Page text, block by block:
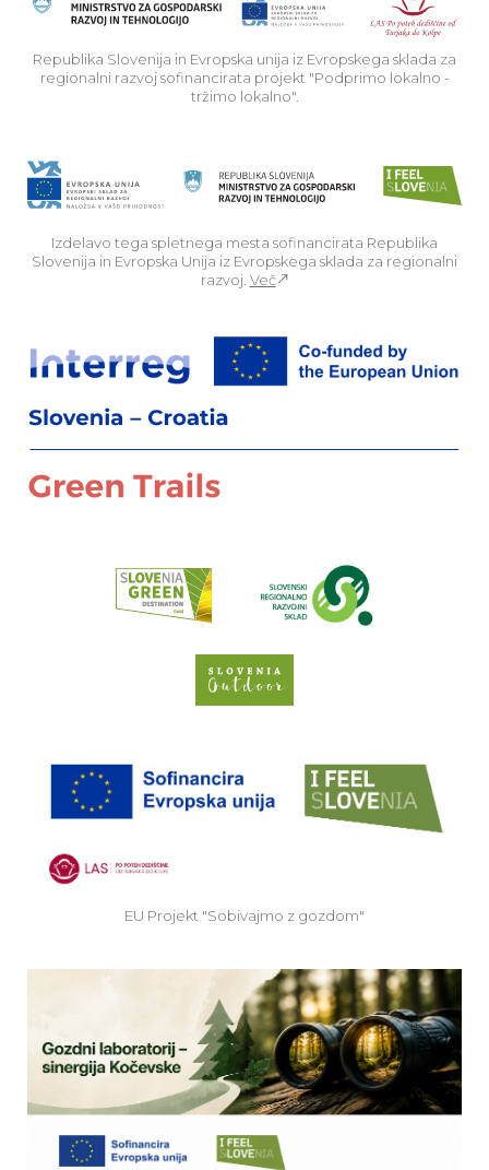
Republika Slovenija in Evropska unija iz Evropskega sklada za
regionalni razvoj sofinancirata projekt "Podprimo lokalno -
tržimo lokalno".
Izdelavo tega spletnega mesta sofinancirata Republika
Slovenija in Evropska Unija iz Evropskega sklada za regionalni
razvoj. Več
EU Projekt "Sobivajmo z gozdom"